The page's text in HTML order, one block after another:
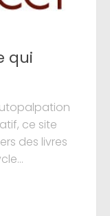
qui
ce site
des livres